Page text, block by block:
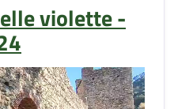
violette -